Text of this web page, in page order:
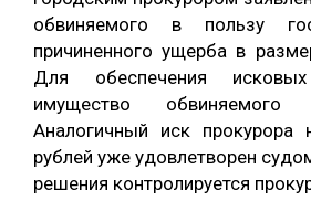
обвиняемого в пользу
причиненного ущерба в
Для обеспечения
имущество обвиняемого
Аналогичный иск
рублей уже удовлетворен
решения контролируется